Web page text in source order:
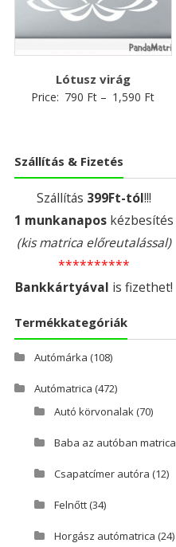
Lótusz virág
Price: 790 Ft – 1,590 Ft
Szállítás & Fizetés
Szállítás 399Ft-tól!!!
1 munkanaposkézbesítés
(kis matrica előreutalással)
**********
Bankkártyával is fizethet!
Termékkategóriák
Autómárka (108)
Autómatrica (472)
Autó körvonalak(70)
Baba az autóban matrica
Csapatcímer autóra (12)
Felnőtt(34)
Horgász autómatrica (24)